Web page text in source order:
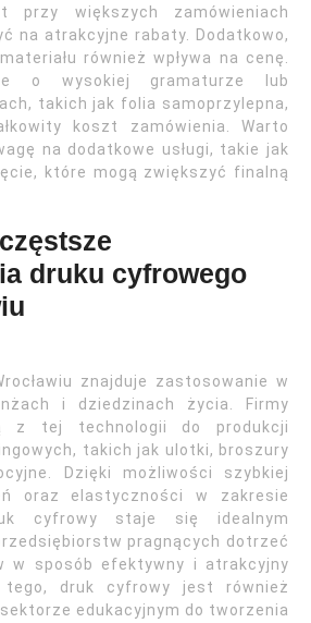
przy większych zamówieniach
na atrakcyjne rabaty. Dodatkowo,
również wpływa na cenę.
o wysokiej gramaturze lub
takich jak folia samoprzylepna,
koszt zamówienia. Warto
na dodatkowe usługi, takie jak
które mogą zwiększyć finalną
druku cyfrowego
znajduje zastosowanie w
i dziedzinach życia. Firmy
z tej technologii do produkcji
takich jak ulotki, broszury
Dzięki możliwości szybkiej
oraz elastyczności w zakresie
cyfrowy staje się idealnym
pragnących dotrzeć
w sposób efektywny i atrakcyjny
tego, druk cyfrowy jest również
edukacyjnym do tworzenia